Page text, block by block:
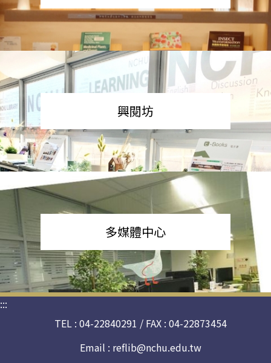
興閱坊
多媒體中心
:::
TEL : 04-22840291 / FAX : 04-22873454
Email : reflib@nchu.edu.tw